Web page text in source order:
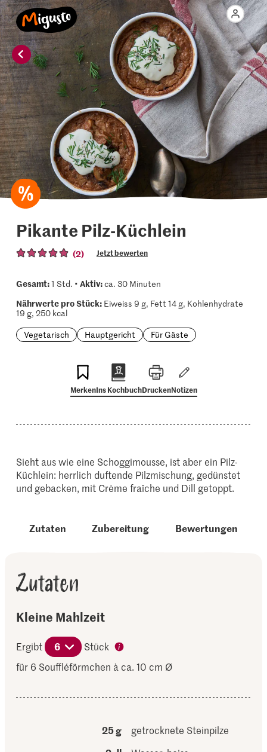
Pikante Pilz-Küchlein
(2) Jetzt bewerten
Gesamt:1 Std. • Aktiv:ca. 30 Minuten
Nährwerte pro Stück:Eiweiss 9 g, Fett 14 g, Kohlenhydrate
19 g, 250 kcal
Vegetarisch
Hauptgericht Für Gäste
MerkenIns KochbuchDruckenNotizen
Sieht aus wie eine Schoggimousse, ist aber ein Pilz-
Küchlein: herrlich duftende Pilzmischung, gedünstet
und gebacken, mit Crème fraîche und Dill getoppt.
Zutaten Zubereitung Bewertungen
Zutaten
Kleine Mahlzeit
Ergibt 6
Stück
für 6 Souffléförmchen à ca. 10 cm Ø
25 g
getrocknete Steinpilze